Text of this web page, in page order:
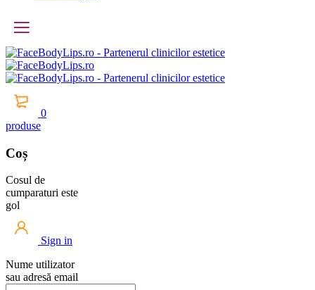
0
produse
Coș
Cosul de
cumparaturi este
gol
Sign in
Nume utilizator
sau adresă email